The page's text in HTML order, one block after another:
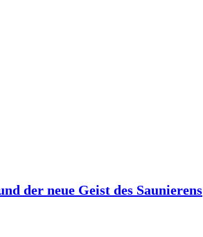
der neue Geist des Saunierens